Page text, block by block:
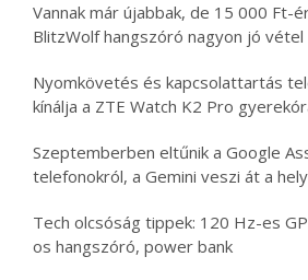
Vannak már újabbak, de 15 000 Ft-
BlitzWolf hangszóró nagyon jó vétel
Nyomkövetés és kapcsolattartás
kínálja a ZTE Watch K2 Pro
Szeptemberben eltűnik a Google
telefonokról, a Gemini veszi át a
Tech olcsóság tippek: 120 Hz-es
os hangszóró, power bank